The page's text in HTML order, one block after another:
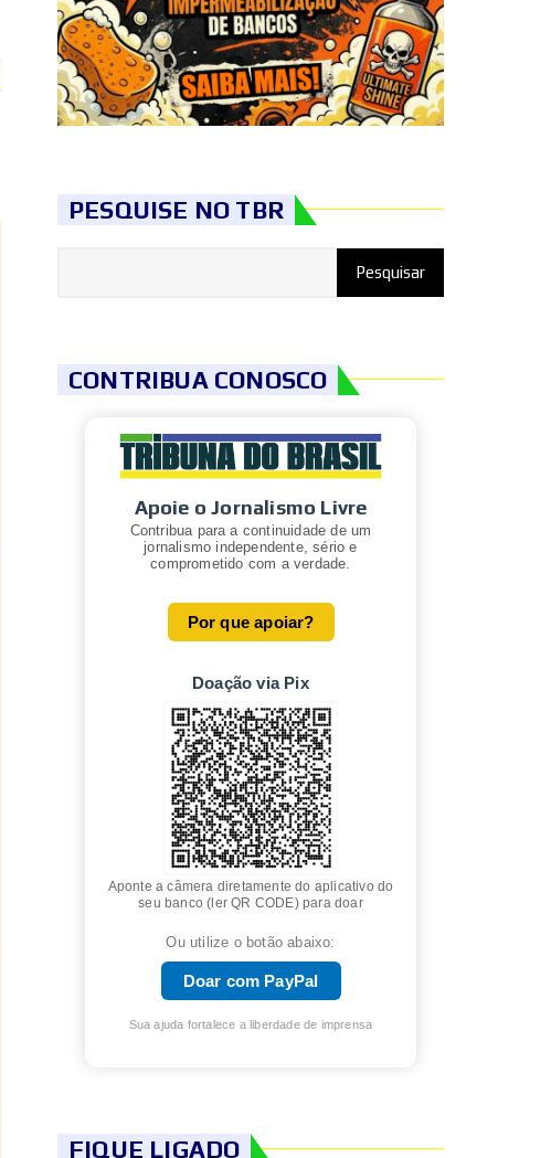
PESQUISE NO TBR
CONTRIBUA CONOSCO
Apoie o Jornalismo Livre
Contribua para a continuidade de um
jornalismo independente, sério e
comprometido com a verdade.
Por que apoiar?
Doação via Pix
Aponte a câmera diretamente do aplicativo do
seu banco (ler QR CODE) para doar
Ou utilize o botão abaixo:
Doar com PayPal
Sua ajuda fortalece a liberdade de imprensa
FIQUE LIGADO